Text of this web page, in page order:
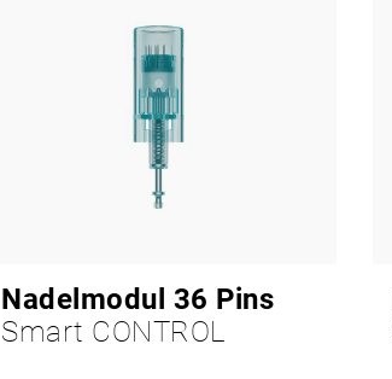
Nadelmodul 36 Pins
Smart CONTROL